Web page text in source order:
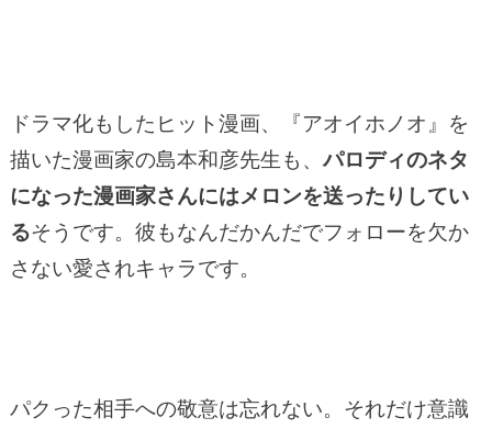
ドラマ化もしたヒット漫画、『アオイホノオ』を
描いた漫画家の島本和彦先生も、パロディのネタ
になった漫画家さんにはメロンを送ったりしてい
るそうです。彼もなんだかんだでフォローを欠か
さない愛されキャラです。
パクった相手への敬意は忘れない。それだけ意識